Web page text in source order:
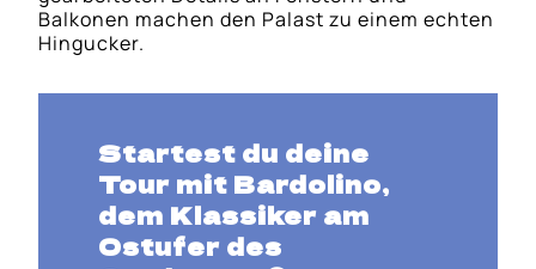
Balkonen machen den Palast zu einem echten
Hingucker.
Startest du deine
Tour mit Bardolino,
dem Klassiker am
Ostufer des